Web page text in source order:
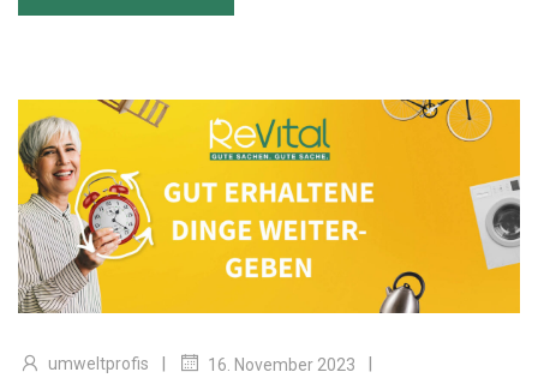
umweltprofis 16. November 2023